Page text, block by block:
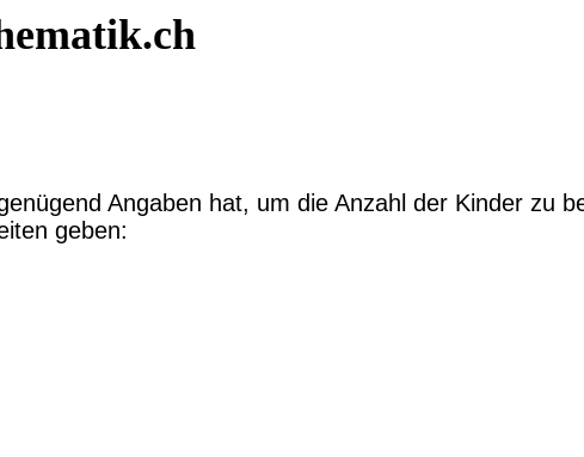
Angaben hat, um die Anzahl der Kinder zu
geben: